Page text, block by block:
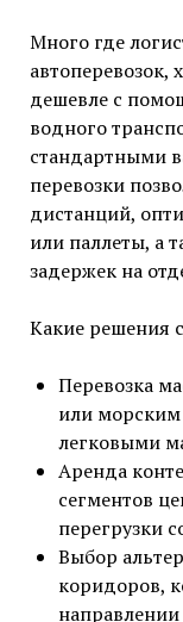
Много где
автоперевозок,
дешевле с
водного
стандартными
перевозки
дистанций,
или паллеты, а
задержек на
Какие решения
Перевозка
или морским
легковыми
Аренда
сегментов
перегрузки
Выбор
коридоров,